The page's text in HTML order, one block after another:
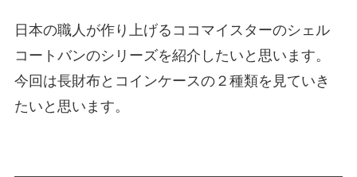
日本の職人が作り上げるココマイスターのシェル
コートバンのシリーズを紹介したいと思います。
今回は長財布とコインケースの２種類を見ていき
たいと思います。